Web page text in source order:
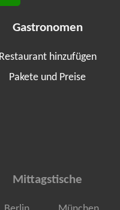
Gastronomen
Restaurant hinzufügen
Pakete und Preise
Mittagstische